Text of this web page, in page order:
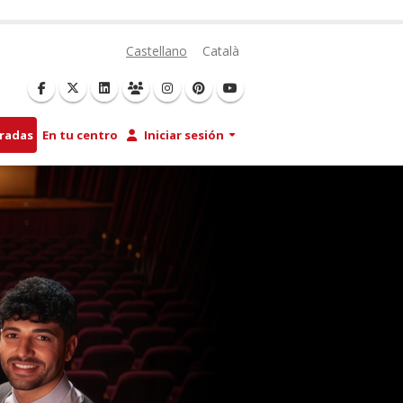
Castellano Català
En tu centro Iniciar sesión